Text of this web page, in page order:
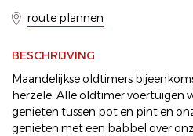
route plannen
BESCHRIJVING
Maandelijkse oldtimers
herzele. Alle oldtimer voertuigen
genieten tussen pot en pint en
genieten met een babbel over